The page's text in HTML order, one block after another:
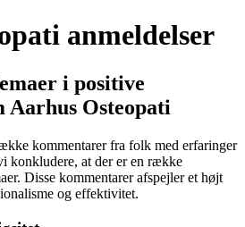
anmeldelser
i positive
Aarhus Osteopati
kommentarer fra folk med erfaringer
konkludere, at der er en række
Disse kommentarer afspejler et højt
og effektivitet.